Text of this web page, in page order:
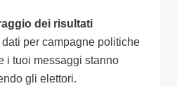
dei risultati
dati per campagne politiche
i tuoi messaggi stanno
gli elettori.